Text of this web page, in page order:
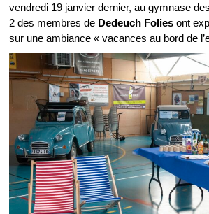
vendredi 19 janvier dernier, au gymnase
2 des membres de Dedeuch Folies ont
sur une ambiance « vacances au bord de